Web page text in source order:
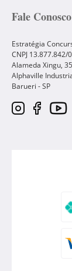
Fale Conosco
Estratégia
CNPJ 13.877.842/
Alameda Xingu,
Alphaville
Barueri -SP